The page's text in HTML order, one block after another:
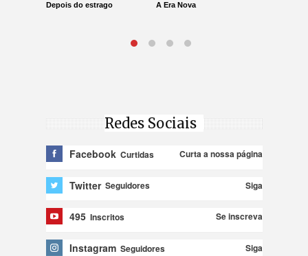
Depois do estrago
A Era Nova
Redes Sociais
Facebook Curtidas Curta a nossa página
Twitter Seguidores Siga
495 Inscritos Se inscreva
Instagram Seguidores Siga